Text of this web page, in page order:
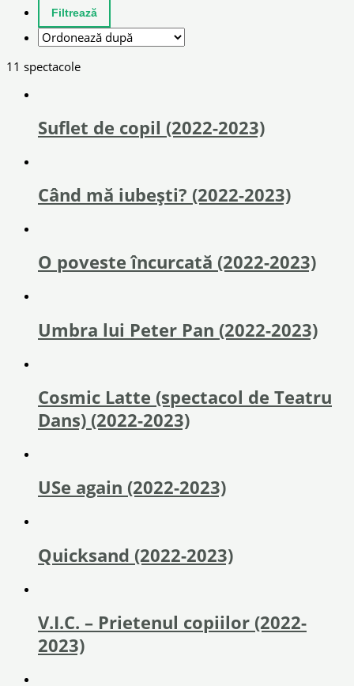
11 spectacole
Suflet de copil (2022-2023)
Când mă iubești? (2022-2023)
O poveste încurcată (2022-2023)
Umbra lui Peter Pan (2022-2023)
Cosmic Latte (spectacol de Teatru
Dans) (2022-2023)
USe again (2022-2023)
Quicksand (2022-2023)
V.I.C. – Prietenul copiilor (2022-
2023)